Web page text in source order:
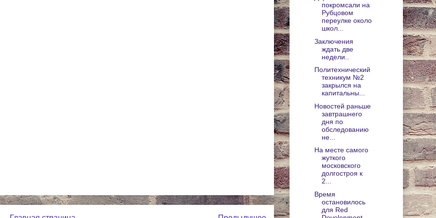
покромсали на
Рубцовом
переулке около
школ...
Заключения
ждать две
недели..
Политехнический
техникум №2
закрылся на
капитальны...
Новостей раньше
завтрашнего
дня по
обследованию
не...
На месте самого
жуткого
московского
долгостроя к
2...
Время
остановилось
для Red